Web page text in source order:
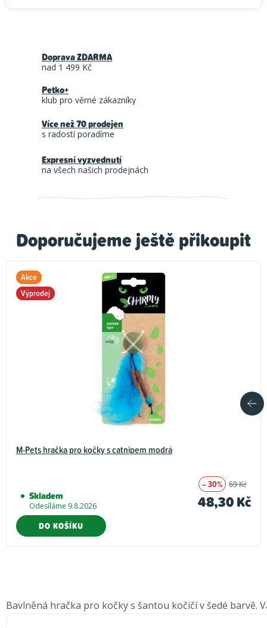
Doporučujeme ještě přikoupit
Akce
Výprodej
M-Pets hračka pro kočky s catnipem modrá
Skladem
Odesíláme 9.8.2026
– 30% 69 Kč
48,30 Kč
DO KOŠÍKU
Doprava ZDARMA
nad 1 499 Kč
Petko+
klub pro věrné zákazníky
Více než 70 prodejen
s radostí poradíme
Expresní vyzvednutí
na všech našich prodejnách
Bavlněná hračka pro kočky s šantou kočičí v šedé barvě.